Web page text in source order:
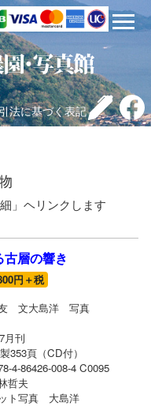
toggle
法に基づく表記
」ヘリンクします
古層の響き
円＋税
文大島洋 写真
月刊
353頁（CD付）
4-86426-008-4 C0095
哲夫
ト写真 大島洋